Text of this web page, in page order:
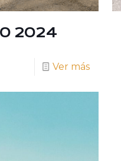
2024
Ver más